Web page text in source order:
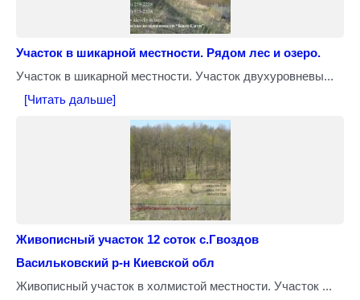
Участок в шикарной местности. Рядом лес и озеро.
Участок в шикарной местности. Участок двухуровневы...
[Читать дальше]
Живописный участок 12 соток с.Гвоздов
Васильковский р-н Киевской обл
Живописный участок в холмистой местности. Участок ...